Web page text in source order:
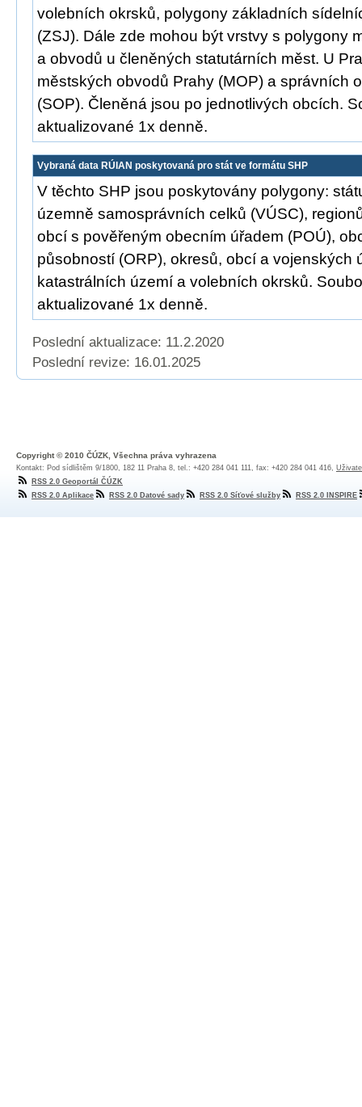
volebních okrsků, polygony základních
(ZSJ). Dále zde mohou být vrstvy s polygony
a obvodů u členěných statutárních měst. U
městských obvodů Prahy (MOP) a správních
(SOP). Členěná jsou po jednotlivých obcích.
aktualizované 1x denně.
Vybraná data RÚIAN poskytovaná pro stát ve formátu SHP
V těchto SHP jsou poskytovány polygony:
územně samosprávních celků (VÚSC),
obcí s pověřeným obecním úřadem (POÚ),
působností (ORP), okresů, obcí a vojenských
katastrálních území a volebních okrsků.
aktualizované 1x denně.
Poslední aktualizace: 11.2.2020
Poslední revize: 16.01.2025
Copyright © 2010 ČÚZK, Všechna práva vyhrazena
Kontakt: Pod sídlištěm 9/1800, 182 11 Praha 8, tel.: +420 284 041 111, fax: +420 284 041 416,
RSS 2.0 Geoportál ČÚZK
RSS 2.0 Aplikace
RSS 2.0 Datové sady RSS 2.0 Síťové služby RSS 2.0 INSPIRE